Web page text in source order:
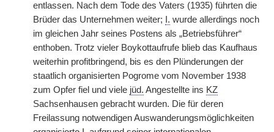
entlassen. Nach dem Tode des Vaters (1935) führten die
Brüder das Unternehmen weiter;
I. wurde allerdings noch
im gleichen Jahr seines Postens als „Betriebsführer“
enthoben. Trotz vieler Boykottaufrufe blieb das Kaufhaus
weiterhin profitbringend, bis es den Plünderungen der
staatlich organisierten Pogrome vom November 1938
zum Opfer fiel und viele jüd. Angestellte ins KZ
Sachsenhausen gebracht wurden. Die für deren
Freilassung notwendigen Auswanderungsmöglichkeiten